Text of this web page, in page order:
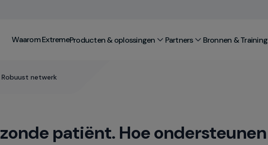
Waarom ExtremeProducten & oplossingen Partners Bronnen & Training
Robuust netwerk
patiënt. Hoe ondersteunen